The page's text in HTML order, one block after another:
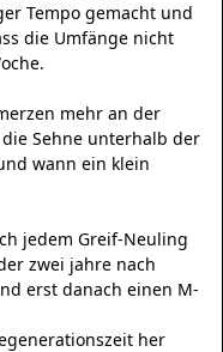
Tempo gemacht und
die Umfänge nicht
mehr an der
Sehne unterhalb der
wann ein klein
jedem Greif-Neuling
zwei jahre nach
erst danach einen M-
her